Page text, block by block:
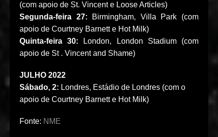
(com apoio de St. Vincent e Loose Articles)
Segunda-feira 27: Birmingham, Villa Park (com
apoio de Courtney Barnett e Hot Milk)
Quinta-feira 30: London, London Stadium (com
apoio de St . Vincent and Shame)
JULHO 2022
Sábado, 2: Londres, Estádio de Londres (com o
apoio de Courtney Barnett e Hot Milk)
Fonte: NME